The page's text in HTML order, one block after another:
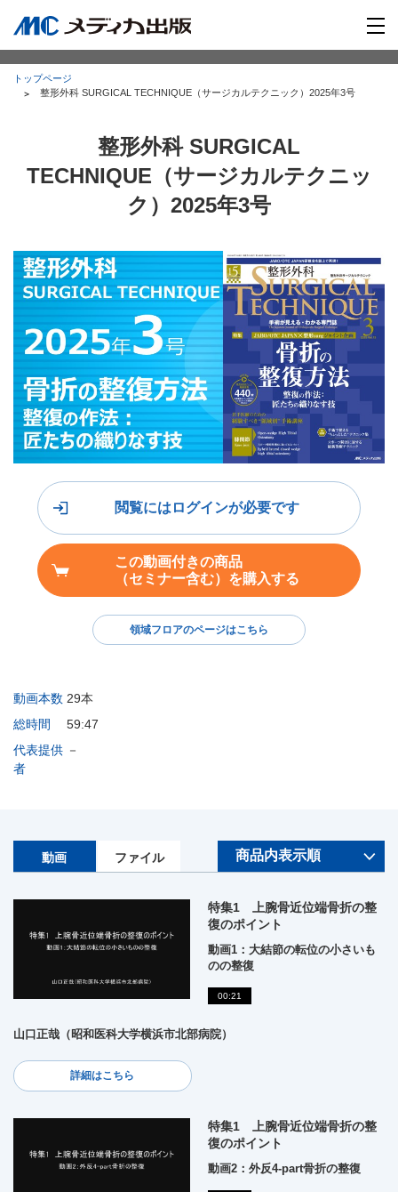
トップページ
整形外科 SURGICAL TECHNIQUE（サージカルテクニック）2025年3号
整形外科 SURGICAL
TECHNIQUE（サージカルテクニッ
ク）2025年3号
動画本数 29本
総時間
59:47
代表提供
者
－
閲覧にはログインが必要です
この動画付きの商品
（セミナー含む）を購入する
領域フロアのページはこちら
動画 ファイル
特集1 上腕骨近位端骨折の整
復のポイント
動画1：大結節の転位の小さいも
のの整復
00:21
山口正哉（昭和医科大学横浜市北部病院）
詳細はこちら
特集1 上腕骨近位端骨折の整
復のポイント
動画2：外反4-part骨折の整復